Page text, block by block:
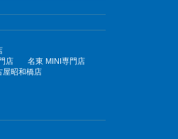
店
名東 MINI専門店
屋昭和橋店